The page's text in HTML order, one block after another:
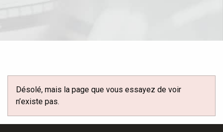
Désolé, mais la page que vous essayez de voir
n’existe pas.